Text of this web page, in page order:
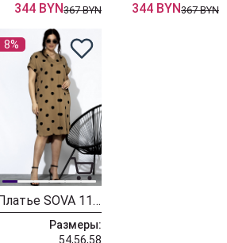
344 BYN367 BYN 344 BYN367 BYN
8%
Платье SOVA 11130 дизайн горох бежевый
Размеры:
54,56,58